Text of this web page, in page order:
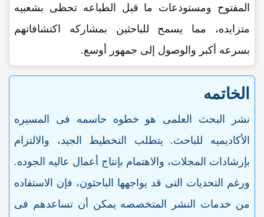
المفتوح ومستودعات ما قبل الطباعه تحظى بشعبیه
متزایده، مما یسمح للباحثین بمشارکه اکتشافاتهم
بسرعه أکبر والوصول إلى جمهور أوسع.
الخاتمه
نشر البحث العلمی هو خطوه حاسمه فی المسیره
الأکادیمیه للباحث. یتطلب التخطیط الجید، والالتزام
بإرشادات المجلات، والاهتمام بإنتاج أعمال عالیه الجوده.
ورغم التحدیات التی قد یواجهها الباحثون، فإن الاستفاده
من خدمات النشر المتخصصه یمکن أن تساعدهم فی